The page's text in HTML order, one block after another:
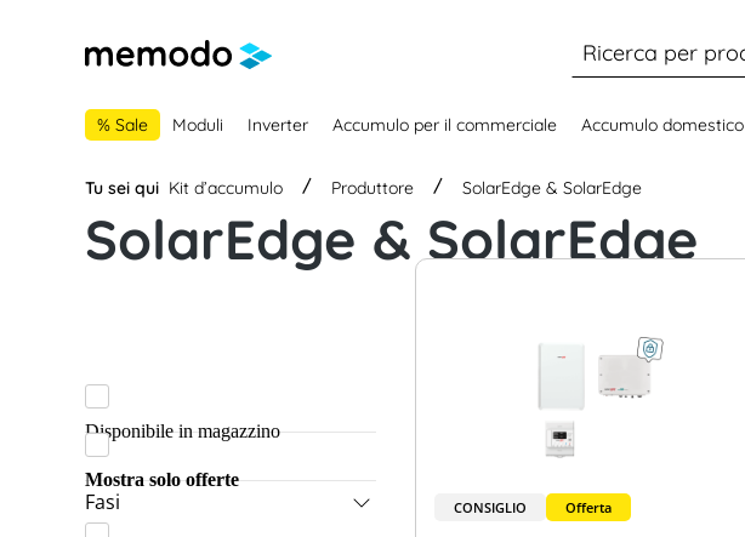
% Sale Moduli Inverter Accumulo per il commerciale Accumulo domestico
Tu sei qui Kit d’accumulo Produttore SolarEdge & SolarEdge
SolarEdge & SolarEdge
Disponibile in magazzino
Mostra solo offerte
Fasi CONSIGLIO Offerta